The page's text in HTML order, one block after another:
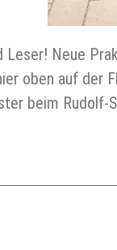
Neue
oben auf der
beim Rudolf-